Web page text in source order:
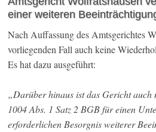
einer weiteren
Nach Auffassung des Amtsgerichtes
vorliegenden Fall auch keine
Es hat dazu ausgeführt:
„Darüber hinaus ist das Gericht auch
1004 Abs. 1 Satz 2 BGB für einen
erforderlichen Besorgnis weiterer